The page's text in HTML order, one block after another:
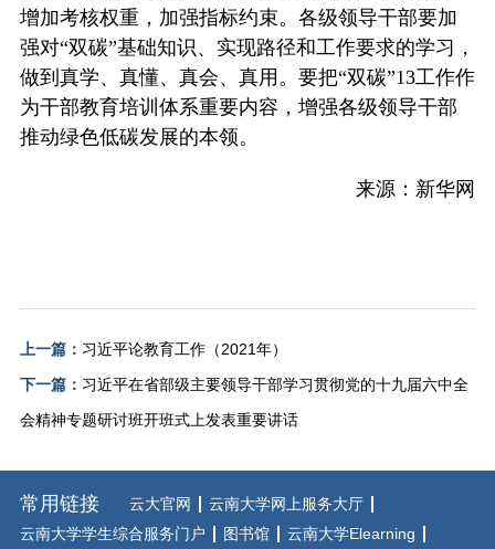
增加考核权重，加强指标约束。各级领导干部要加
强对“双碳”基础知识、实现路径和工作要求的学习，
做到真学、真懂、真会、真用。要把“双碳”13工作作
为干部教育培训体系重要内容，增强各级领导干部
推动绿色低碳发展的本领。
来源：新华网
上一篇： 习近平论教育工作（2021年）
下一篇： 习近平在省部级主要领导干部学习贯彻党的十九届六中全
会精神专题研讨班开班式上发表重要讲话
常用链接 云大官网
云南大学网上服务大厅
云南大学学生综合服务门户
图书馆 云南大学Elearning